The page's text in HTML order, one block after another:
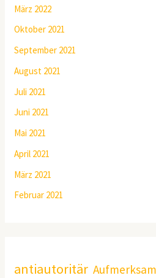
März 2022
Oktober 2021
September 2021
August 2021
Juli 2021
Juni 2021
Mai 2021
April 2021
März 2021
Februar 2021
antiautoritär